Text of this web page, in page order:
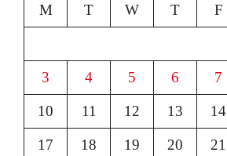
M
T W T F
3 4 5 6 7
10 11 12 13 14
17 18 19 20 21